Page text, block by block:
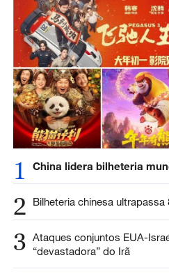
1 China lidera bilheteria
2 Bilheteria chinesa
3 Ataques conjuntos EUA-
“devastadora” do Irã